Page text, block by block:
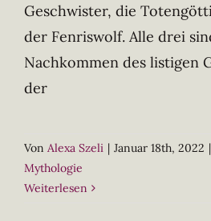
Geschwister, die
der Fenriswolf. Alle drei
Nachkommen des listigen
der
Von Alexa Szeli | Januar 18th, 2022 |
Mythologie
Weiterlesen